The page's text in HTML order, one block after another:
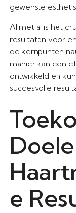
gewenste
Al met al is het
resultaten voor
de kernpunten
manier kan een
ontwikkeld en
succesvolle
e